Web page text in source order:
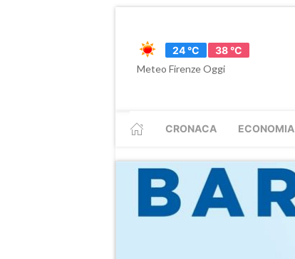
24 °C
38 °C
Meteo Firenze Oggi
CRONACA ECONOMIA